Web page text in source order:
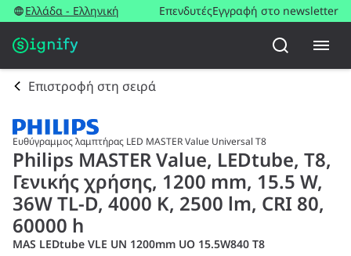
Ελλάδα - Ελληνική ΕπενδυτέςΕγγραφή στο newsletter
Επιστροφή στη σειρά
Ευθύγραμμος λαμπτήρας LED MASTER Value Universal T8
Philips MASTER Value, LEDtube, T8,
Γενικής χρήσης, 1200 mm, 15.5 W,
36W TL-D, 4000 K, 2500 lm, CRI 80,
60000 h
MAS LEDtube VLE UN 1200mm UO 15.5W840 T8